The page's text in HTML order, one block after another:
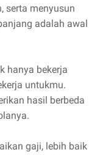
serta menyusun
adalah awal
hanya bekerja
untukmu.
hasil berbeda
gaji, lebih baik